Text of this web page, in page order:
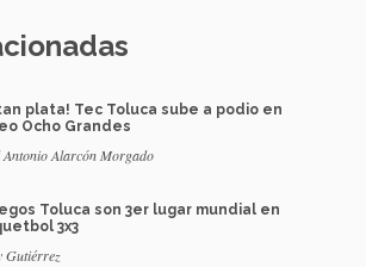
plata! Tec Toluca sube a podio en
Ocho Grandes
Antonio Alarcón Morgado
Toluca son 3er lugar mundial en
3x3
Gutiérrez